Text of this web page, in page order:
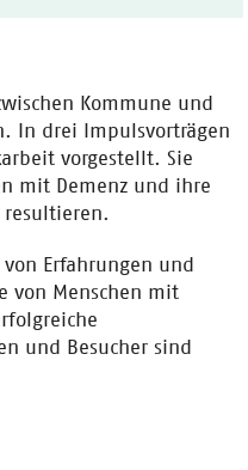
Kommune und
In drei Impulsvorträgen
vorgestellt. Sie
mit Demenz und ihre
resultieren.
Erfahrungen und
von Menschen mit
und Besucher sind